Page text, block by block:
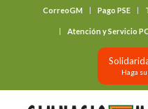
CorreoGM Pago PSE
Atención y Servicio
Haga